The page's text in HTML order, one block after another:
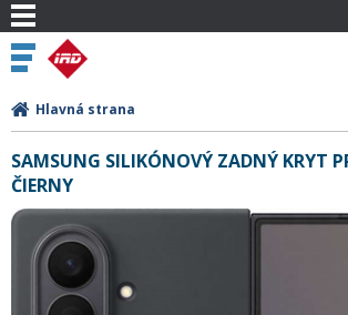
Hlavná strana
SAMSUNG SILIKÓNOVÝ ZADNÝ KRYT
ČIERNY